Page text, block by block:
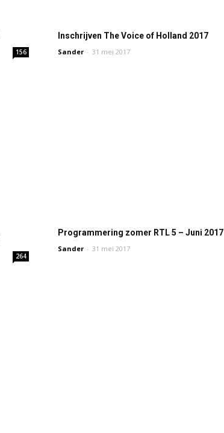
156
Inschrijven The Voice of Holland 2017
Sander - 31 mei 2017
264
Programmering zomer RTL 5 – Juni 2017
Sander - 31 mei 2017